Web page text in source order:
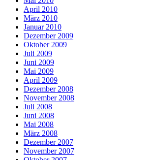
April 2010
März 2010
Januar 2010
Dezember 2009
Oktober 2009
Juli 2009
Juni 2009
Mai 2009
April 2009
Dezember 2008
November 2008
Juli 2008
Juni 2008
Mai 2008
März 2008
Dezember 2007
November 2007